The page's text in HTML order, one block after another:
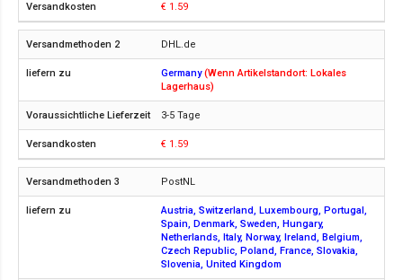
€ 1.59
DHL.de
Germany(Wenn Artikelstandort: Lokales
Lagerhaus)
3-5 Tage
€ 1.59
PostNL
Austria, Switzerland, Luxembourg, Portugal,
Spain, Denmark, Sweden, Hungary,
Netherlands, Italy, Norway, Ireland, Belgium,
Czech Republic, Poland, France, Slovakia,
Slovenia, United Kingdom